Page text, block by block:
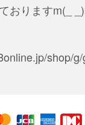
おりますm(_
shop/